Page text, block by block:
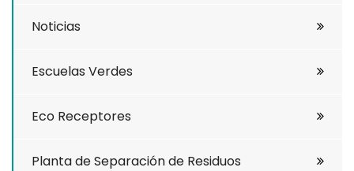
Noticias
Escuelas Verdes
Eco Receptores
Planta de Separación de Residuos